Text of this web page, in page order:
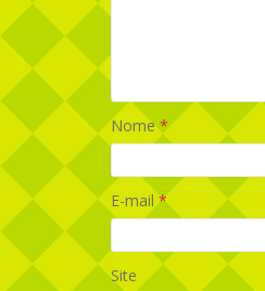
Nome*
E-mail*
Site